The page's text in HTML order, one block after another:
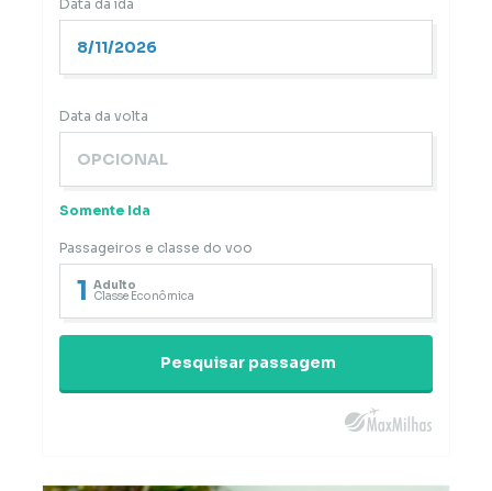
Data da ida
Data da volta
Somente Ida
Passageiros e classe do voo
1 Adulto
Classe Econômica
Pesquisar passagem